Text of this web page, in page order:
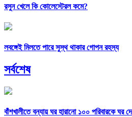
রসুন খেলে কি কোলেস্টেরল কমে?
লবঙ্গেই মিলতে পারে সুস্থ থাকার গোপন রহস্য
সর্বশেষ
বাঁশখালীতে বন্যায় ঘর হারানো ১০০ পরিবারকে ঘর